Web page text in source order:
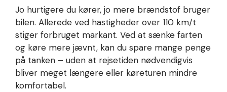
Jo hurtigere du kører, jo mere brændstof bruger
bilen. Allerede ved hastigheder over 110 km/t
stiger forbruget markant. Ved at sænke farten
og køre mere jævnt, kan du spare mange penge
på tanken – uden at rejsetiden nødvendigvis
bliver meget længere eller køreturen mindre
komfortabel.